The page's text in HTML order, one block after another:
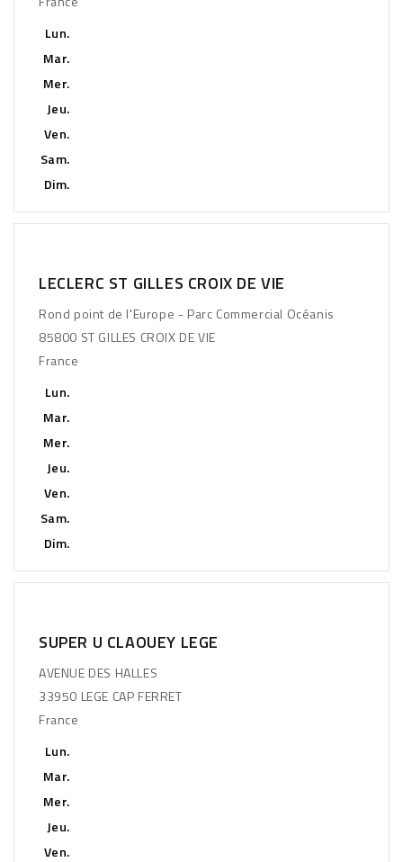
Lun.
Mar.
Mer.
Jeu.
Ven.
Sam.
Dim.
LECLERC ST GILLES CROIX DE VIE
Rond point de l'Europe - Parc Commercial Océanis
85800 ST GILLES CROIX DE VIE
France
Lun.
Mar.
Mer.
Jeu.
Ven.
Sam.
Dim.
SUPER U CLAOUEY LEGE
AVENUE DES HALLES
33950 LEGE CAP FERRET
France
Lun.
Mar.
Mer.
Jeu.
Ven.